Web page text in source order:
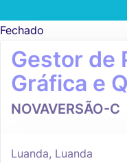
Fechado
Gestor de
Gráfica e
NOVAVERSÃO-C
Luanda, Luanda